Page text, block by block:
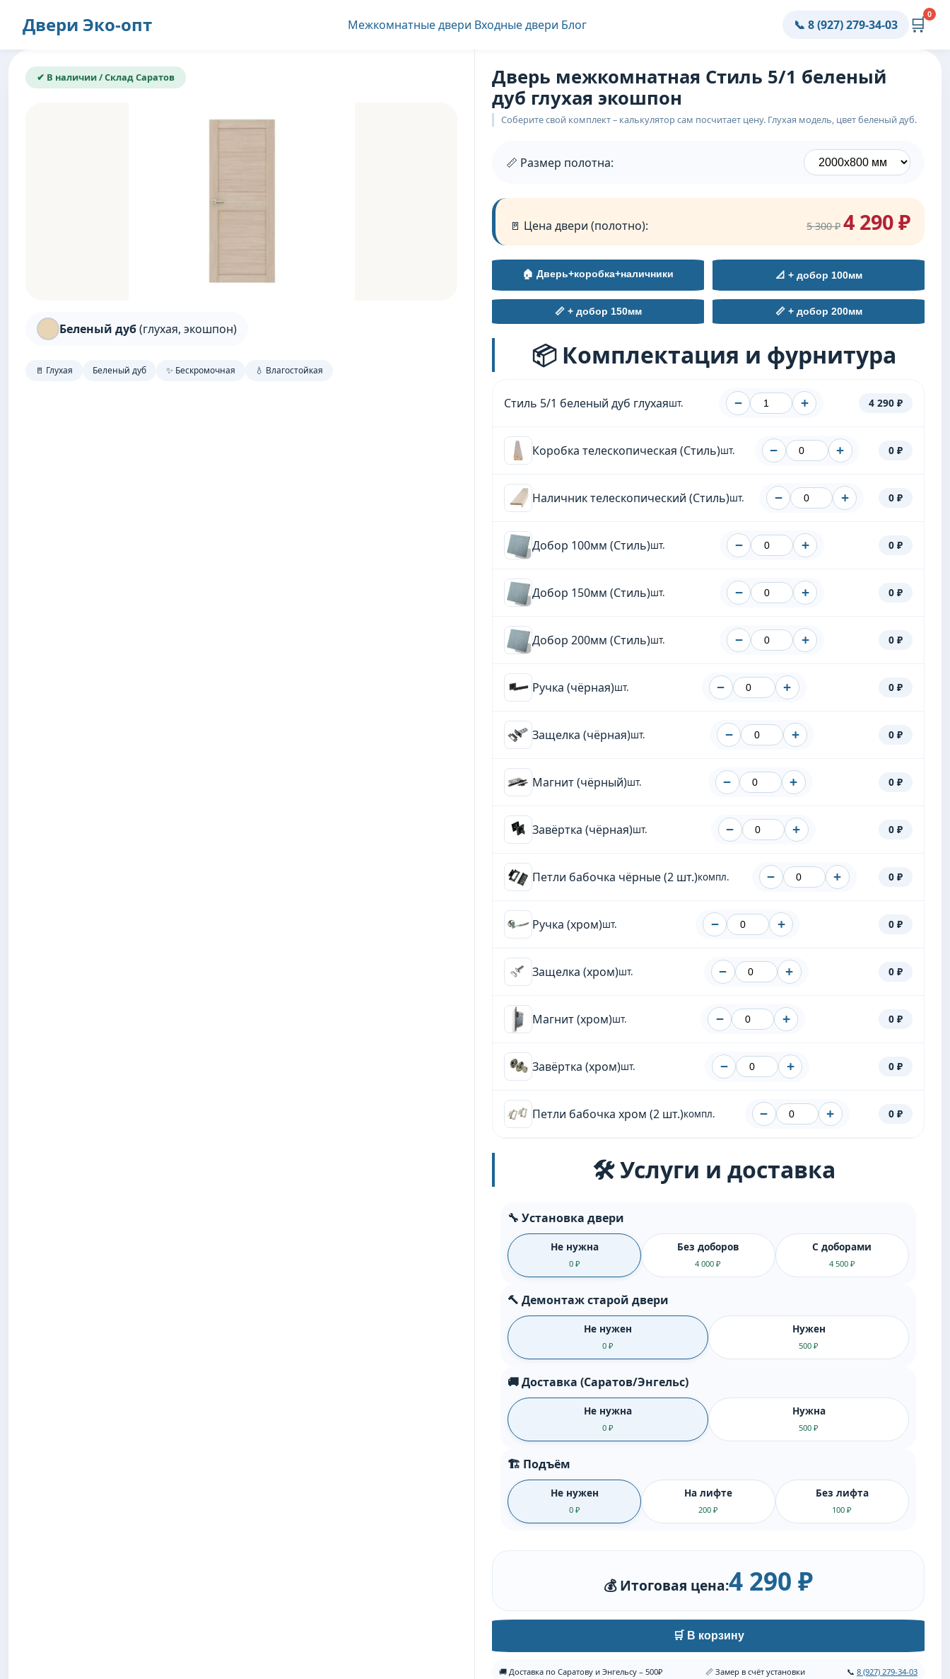
Двери Эко-опт Межкомнатные двери Входные двери Блог 📞 8 (927) 279-34-03 🛒
0
✔ В наличии / Склад Саратов
Беленый дуб(глухая, экошпон)
🚪 Глухая Беленый дуб ✨ Бескромочная 💧 Влагостойкая
Дверь межкомнатная Стиль 5/1 беленый
дуб глухая экошпон
Соберите свой комплект – калькулятор сам посчитает цену. Глухая модель, цвет беленый дуб.
📏 Размер полотна:
🚪 Цена двери (полотно): 5 300 ₽ 4 290 ₽
🏠 Дверь+коробка+наличники 📐 + добор 100мм
📏 + добор 150мм 📏 + добор 200мм
📦 Комплектация и фурнитура
Стиль 5/1 беленый дуб глухаяшт. − + 4 290 ₽
Коробка телескопическая (Стиль)шт. − + 0 ₽
Наличник телескопический (Стиль)шт. − + 0 ₽
Добор 100мм (Стиль)шт. − + 0 ₽
Добор 150мм (Стиль)шт. − + 0 ₽
Добор 200мм (Стиль)шт. − + 0 ₽
Ручка (чёрная)шт. − + 0 ₽
Защелка (чёрная)шт. − + 0 ₽
Магнит (чёрный)шт. − + 0 ₽
Завёртка (чёрная)шт. − + 0 ₽
Петли бабочка чёрные (2 шт.)компл. − + 0 ₽
Ручка (хром)шт. − + 0 ₽
Защелка (хром)шт. − + 0 ₽
Магнит (хром)шт. − + 0 ₽
Завёртка (хром)шт. − + 0 ₽
Петли бабочка хром (2 шт.)компл. − + 0 ₽
🛠️ Услуги и доставка
🔧 Установка двери
Не нужна
0 ₽
Без доборов
4 000 ₽
С доборами
4 500 ₽
🔨 Демонтаж старой двери
Не нужен
0 ₽
Нужен
500 ₽
🚚 Доставка (Саратов/Энгельс)
Не нужна
0 ₽
Нужна
500 ₽
🏗️ Подъём
Не нужен
0 ₽
На лифте
200 ₽
Без лифта
100 ₽
💰 Итоговая цена:4 290 ₽
🛒 В корзину
🚚 Доставка по Саратову и Энгельсу – 500₽ 📏 Замер в счёт установки 📞 8 (927) 279-34-03